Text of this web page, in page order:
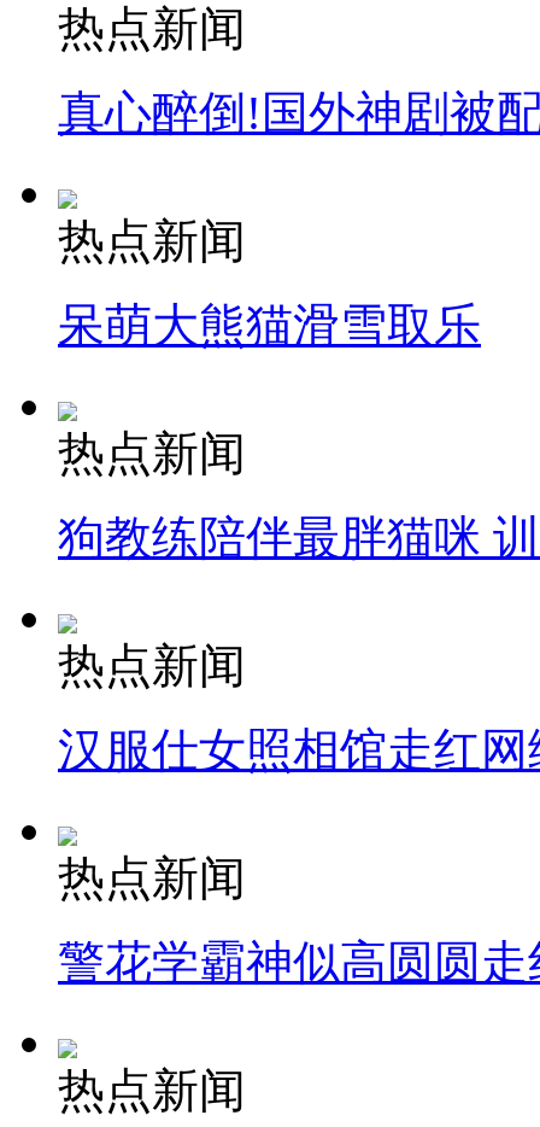
热点新闻
真心醉倒!国外神剧被
热点新闻
呆萌大熊猫滑雪取乐
热点新闻
狗教练陪伴最胖猫咪
热点新闻
汉服仕女照相馆走红网
热点新闻
警花学霸神似高圆圆走
热点新闻